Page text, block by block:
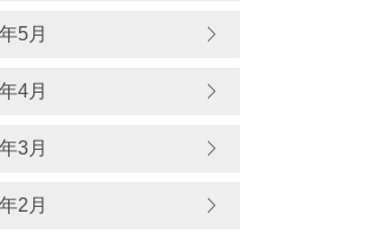
5月
4月
3月
2月